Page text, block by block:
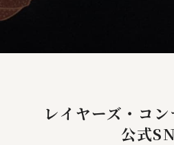
レイヤーズ・コ
公式